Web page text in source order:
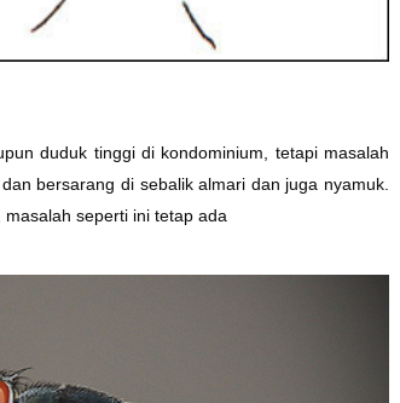
duduk tinggi di kondominium, tetapi masalah
bersarang di sebalik almari dan juga nyamuk.
seperti ini tetap ada